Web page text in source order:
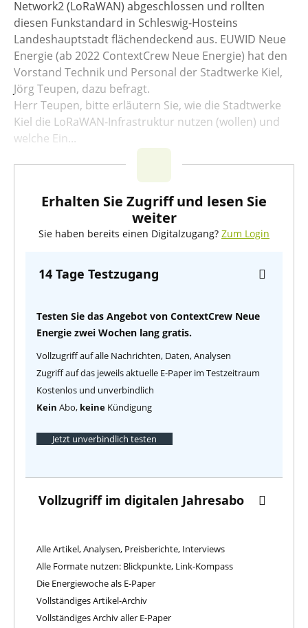
Network2 (LoRaWAN) abgeschlossen und rollten
diesen Funkstandard in Schleswig-Hosteins
Landeshauptstadt flächendeckend aus. EUWID Neue
Energie (ab 2022 ContextCrew Neue Energie) hat den
Vorstand Technik und Personal der Stadtwerke Kiel,
Jörg Teupen, dazu befragt.
Herr Teupen, bitte erläutern Sie, wie die Stadtwerke
Kiel die LoRaWAN-Infrastruktur nutzen (wollen) und
welche Ein...
Erhalten Sie Zugriff und lesen Sie
weiter
Sie haben bereits einen Digitalzugang? Zum Login
14 Tage Testzugang
Testen Sie das Angebot von ContextCrew Neue
Energie zwei Wochen lang gratis.
Vollzugriff auf alle Nachrichten, Daten, Analysen
Zugriff auf das jeweils aktuelle E-Paper im Testzeitraum
Kostenlos und unverbindlich
Kein Abo, keine Kündigung
Jetzt unverbindlich testen
Vollzugriff im digitalen Jahresabo
Alle Artikel, Analysen, Preisberichte, Interviews
Alle Formate nutzen: Blickpunkte, Link-Kompass
Die Energiewoche als E-Paper
Vollständiges Artikel-Archiv
Vollständiges Archiv aller E-Paper